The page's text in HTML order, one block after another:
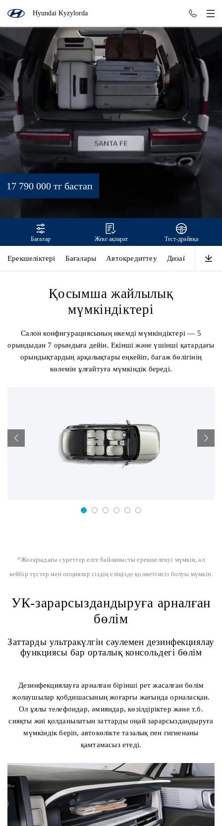
Hyundai Kyzylorda
SANTA FE
17 790 000 тг бастап
Бағалар Жеке ақпарат Тест-драйвқа
Ерекшеліктері Бағалары Автокредиттеу Дизайн
Қосымша жайлылық
мүмкіндіктері
Салон конфигурациясының икемді мүмкіндіктері — 5
орындыдан 7 орындыға дейін. Екінші және үшінші қатардағы
орындықтардың арқалықтары еңкейіп, багаж бөлігінің
көлемін ұлғайтуға мүмкіндік береді.
*Жоғарыдағы суреттер елге байланысты ерекшеленуі мүмкін, ал
кейбір түстер мен опциялар сіздің еліңізде қолжетімсіз болуы мүмкін.
УК-зарарсыздандыруға арналған
бөлім
Заттарды ультракүлгін сәулемен дезинфекциялау
функциясы бар орталық консольдегі бөлім
Дезинфекциялауға арналған бірінші рет жасалған бөлім
жолаушылар қобдишасының жоғарғы жағында орналасқан.
Ол ұялы телефондар, әмияндар, көзілдіріктер және т.б.
сияқты жиі қолданылатын заттарды оңай зарарсыздандыруға
мүмкіндік беріп, автокөлікте тазалық пен гигиенаны
қамтамасыз етеді.